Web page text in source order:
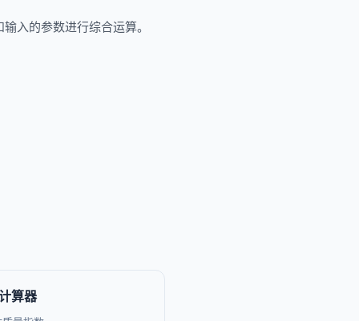
入的参数进行综合运算。
算器